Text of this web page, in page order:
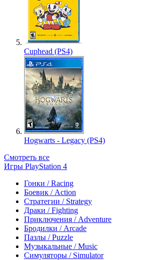
Cuphead (PS4)
Hogwarts - Legacy (PS4)
Смотреть все
Игры PlayStation 4
Гонки / Racing
Боевик / Action
Стратегии / Strategy
Драки / Fighting
Приключения / Adventure
Бродилки / Arcade
Пазлы / Puzzle
Музыкальные / Music
Симуляторы / Simulator